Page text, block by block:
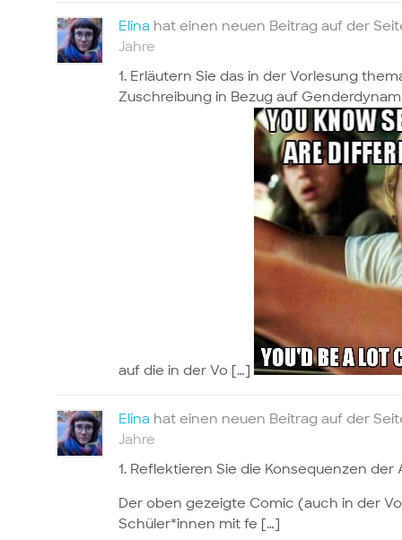
Elina hat einen neuen Beitrag auf der
Jahre
1. Erläutern Sie das in der Vorlesung
Zuschreibung in Bezug auf
auf die in der Vo […]
Elina hat einen neuen Beitrag auf der
Jahre
1. Reflektieren Sie die Konsequenzen
Der oben gezeigte Comic (auch in der
Schüler*innen mit fe […]